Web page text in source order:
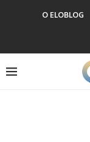
O ELOBLOG